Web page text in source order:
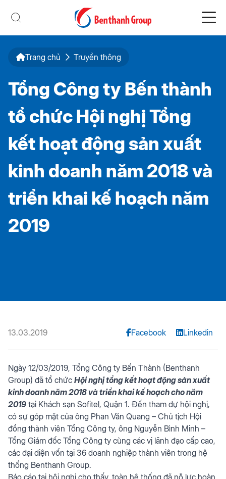
Trang chủ Truyền thông
Tổng Công ty Bến thành
tổ chức Hội nghị Tổng
kết hoạt động sản xuất
kinh doanh năm 2018 và
triển khai kế hoạch năm
2019
13.03.2019 Facebook Linkedin
Ngày 12/03/2019, Tổng Công ty Bến Thành (Benthanh
Group) đã tổ chứcHội nghị tổng kết hoạt động sản xuất
kinh doanh năm 2018 và triển khai kế hoạch cho năm
2019tại Khách sạn Sofitel, Quận 1. Đến tham dự hội nghị,
có sự góp mặt của ông Phan Văn Quang – Chủ tịch Hội
đồng thành viên Tổng Công ty, ông Nguyễn Bình Minh –
Tổng Giám đốc Tổng Công ty cùng các vị lãnh đạo cấp cao,
các đại diện vốn tại 36 doanh nghiệp thành viên trong hệ
thống Benthanh Group.